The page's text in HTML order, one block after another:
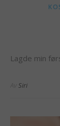
Lagde min
Siri